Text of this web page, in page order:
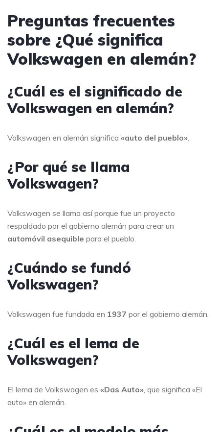
Preguntas frecuentes
sobre ¿Qué significa
Volkswagen en alemán?
¿Cuál es el significado de
Volkswagen en alemán?
Volkswagen en alemán significa «auto del pueblo»
¿Por qué se llama
Volkswagen?
Volkswagen se llama así porque fue un proyecto
respaldado por el gobierno alemán para crear un
automóvil asequible para el pueblo.
¿Cuándo se fundó
Volkswagen?
Volkswagen fue fundada en 1937 por el gobierno alemán.
¿Cuál es el lema de
Volkswagen?
El lema de Volkswagen es «Das Auto» , que significa «El
auto» en alemán.